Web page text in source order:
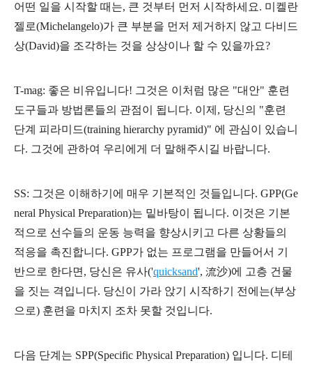
어떤 일을 시작할 때는, 큰 것부터 먼저 시작하세요. 미켈란
젤로(Michelangelo)가 큰 부분을 먼저 제거하지 않고 다비드
상(David)을 조각하는 것을 상상이나 할 수 있을까요?
T-mag: 좋은 비유입니다! 그것은 이처럼 많은 "대안" 훈련
도구들과 방법론들의 관점이 됩니다. 이제, 당신의 "훈련
단계 피라미드(training hierarchy pyramid)" 에 관심이 있습니
다. 그것에 관하여 우리에게 더 말해주시길 바랍니다.
SS: 그것은 이해하기에 매우 기본적인 것들입니다. GPP(Ge
neral Physical Preparation)는 밑바탕이 됩니다. 이것은 기본
적으로 선수들의 운동 능력을 향상시키고 다른 상황들의
적응을 촉진합니다. GPP가 없는 프로그램을 만들어서 기
반으로 한다면, 당신은 유사('quicksand', 流沙)에 고층 건물
을 짓는 격입니다. 당신이 가라 앉기 시작하기 전에는(부상
으로) 훈련을 마치지 조차 못할 것입니다.
다음 단계는 SPP(Specific Physical Preparation) 입니다. 디테